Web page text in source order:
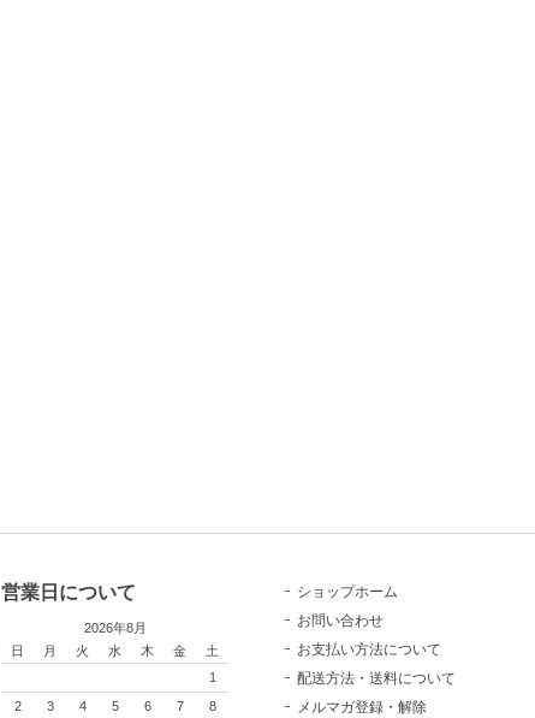
営業日について
2026年8月
日
月 火 水 木 金
土
1
2
3 4 5 6 7 8
ショップホーム
お問い合わせ
お支払い方法について
配送方法・送料について
メルマガ登録・解除